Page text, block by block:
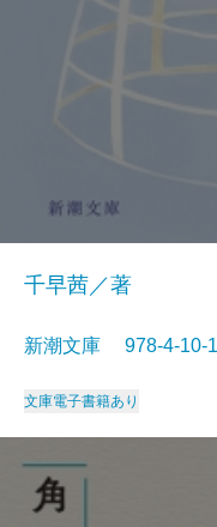
千早茜／著
新潮文庫 978-4-
文庫電子書籍あり